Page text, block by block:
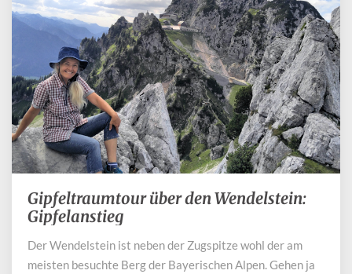
Gipfeltraumtour
über
Wendelstein:
Gipfelanstieg
Gipfeltraumtour über den Wendelstein:
Gipfelanstieg
Der Wendelstein ist neben der Zugspitze wohl der am
meisten besuchte Berg der Bayerischen Alpen. Gehen ja